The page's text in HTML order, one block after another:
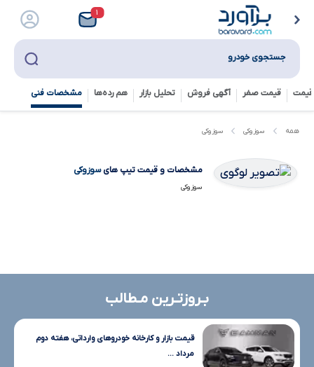
۱
جستجوی خودرو
قیمت صفر آگهی فروش تحلیل بازار هم رده‌ها‌ مشخصات فنی
همه سوزوکی سوزوکی
مشخصات و قیمت تیپ هایسوزوکی
سوزوکی
بـروزتـرین مـطالب
قیمت بازار و کارخانه خودروهای وارداتی، هفته دوم
مرداد ...